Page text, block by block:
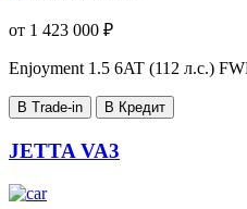
от 1 423 000 ₽
Enjoyment 1.5 6AT (112 л.с.)
В Trade-in В Кредит
JETTA VA3